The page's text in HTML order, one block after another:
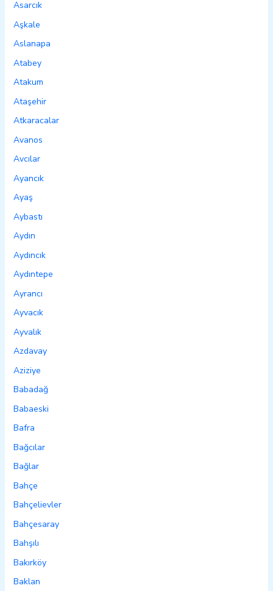
Asarcık
Aşkale
Aslanapa
Atabey
Atakum
Ataşehir
Atkaracalar
Avanos
Avcılar
Ayancık
Ayaş
Aybastı
Aydın
Aydıncık
Aydıntepe
Ayrancı
Ayvacık
Ayvalık
Azdavay
Aziziye
Babadağ
Babaeski
Bafra
Bağcılar
Bağlar
Bahçe
Bahçelievler
Bahçesaray
Bahşılı
Bakırköy
Baklan